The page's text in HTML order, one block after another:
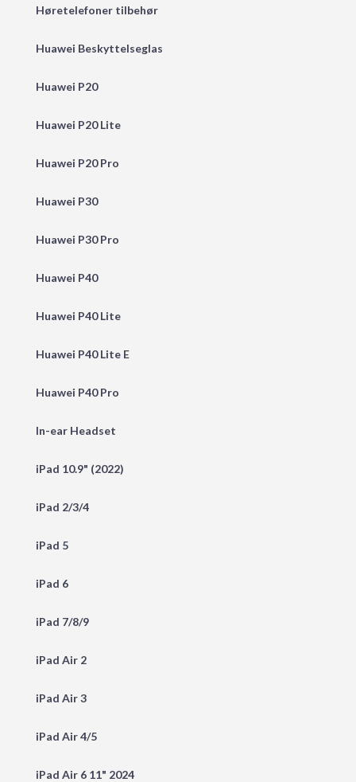
Høretelefoner tilbehør
Huawei Beskyttelseglas
Huawei P20
Huawei P20 Lite
Huawei P20 Pro
Huawei P30
Huawei P30 Pro
Huawei P40
Huawei P40 Lite
Huawei P40 Lite E
Huawei P40 Pro
In-ear Headset
iPad 10.9" (2022)
iPad 2/3/4
iPad 5
iPad 6
iPad 7/8/9
iPad Air 2
iPad Air 3
iPad Air 4/5
iPad Air 6 11" 2024